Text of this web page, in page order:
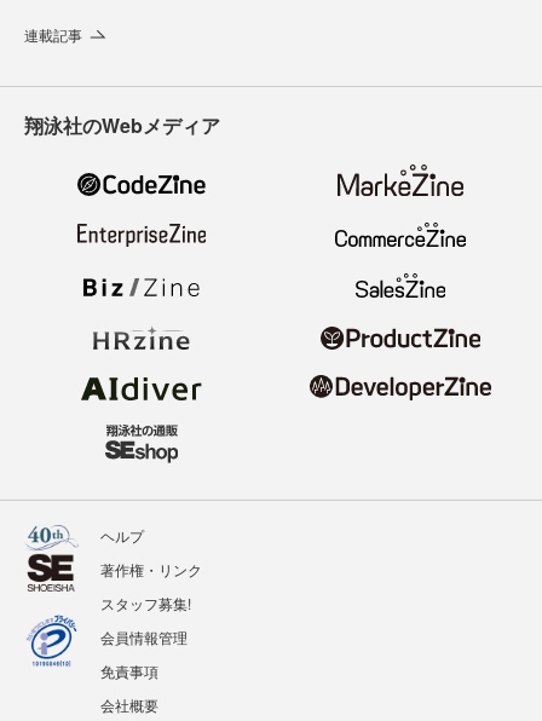
連載記事
翔泳社のWebメディア
ヘルプ
著作権・リンク
スタッフ募集!
会員情報管理
免責事項
会社概要